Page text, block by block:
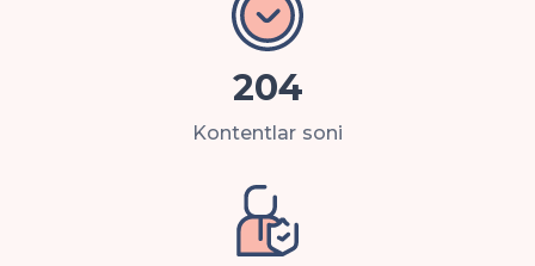
rejimida onlayn tarzda javob beriladi.
Eslatib o‘tamiz, portalda joylashtirilgan
javoblar tavsiyaviy ahamiyatga ega
bo‘lib, masalaning huquqiy yechimini
tez topishga qaratilgan.
204
Kontentlar soni